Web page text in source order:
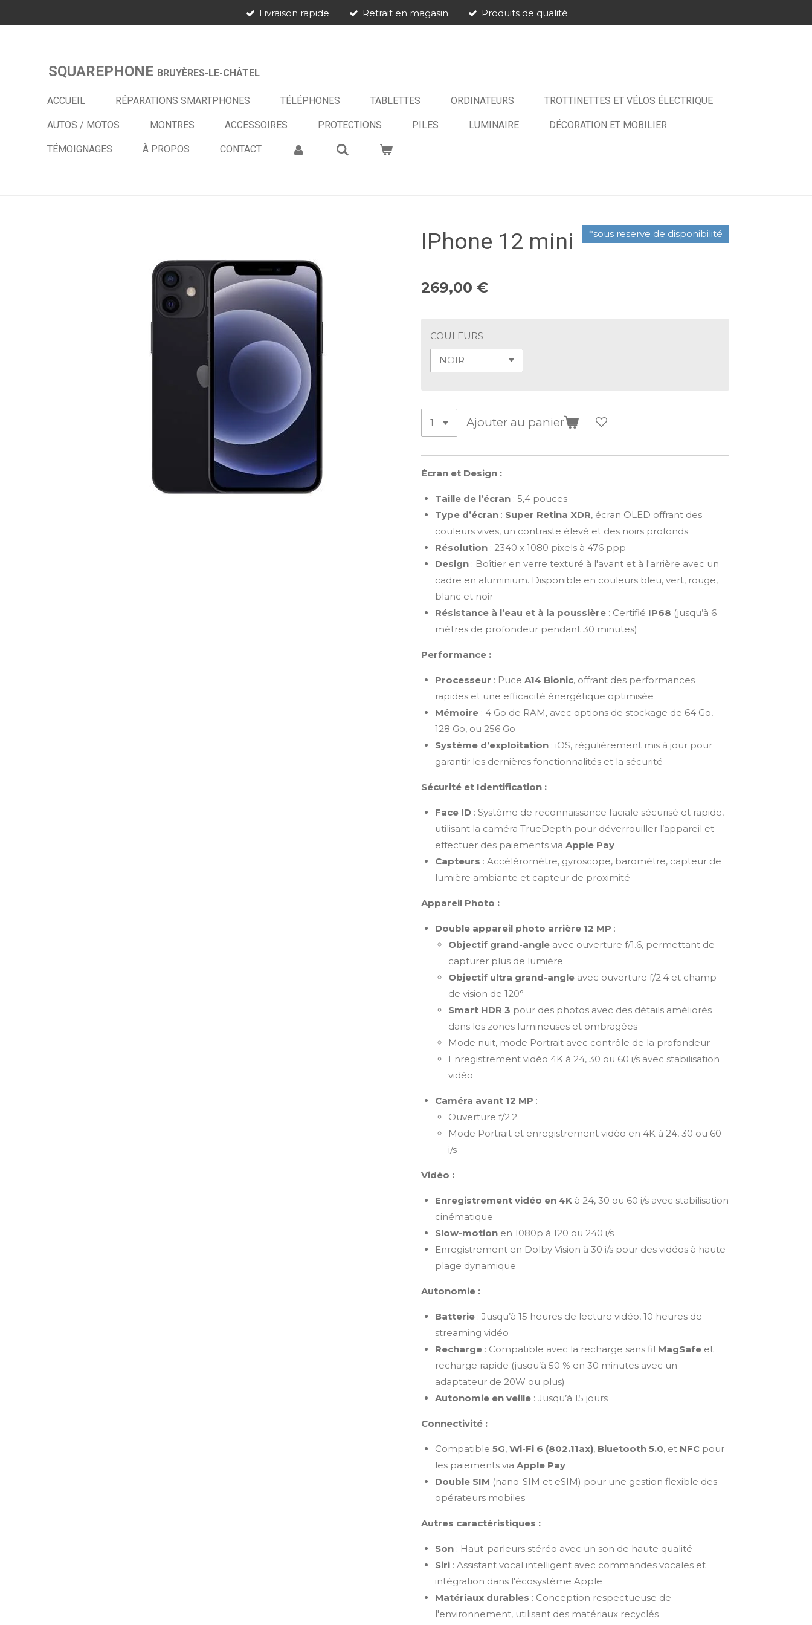
Livraison rapide Retrait en magasin Produits de qualité
SQUAREPHONE BRUYÈRES-LE-CHÂTEL
ACCUEIL RÉPARATIONS SMARTPHONES TÉLÉPHONES TABLETTES ORDINATEURS TROTTINETTES ET VÉLOS ÉLECTRIQUE
AUTOS / MOTOS MONTRES ACCESSOIRES PROTECTIONS PILES LUMINAIRE DÉCORATION ET MOBILIER
TÉMOIGNAGES À PROPOS CONTACT
IPhone 12 mini *sous reserve de disponibilité
269,00 €
COULEURS
Ajouter au panier
Écran et Design :
Taille de l’écran: 5,4 pouces
Type d’écran: Super Retina XDR, écran OLED offrant des
couleurs vives, un contraste élevé et des noirs profonds
Résolution: 2340 x 1080 pixels à 476 ppp
Design: Boîtier en verre texturé à l'avant et à l'arrière avec un
cadre en aluminium. Disponible en couleurs bleu, vert, rouge,
blanc et noir
Résistance à l’eau et à la poussière: Certifié IP68 (jusqu’à 6
mètres de profondeur pendant 30 minutes)
Performance :
Processeur : Puce A14 Bionic, offrant des performances
rapides et une efficacité énergétique optimisée
Mémoire: 4 Go de RAM, avec options de stockage de 64 Go,
128 Go, ou 256 Go
Système d’exploitation: iOS, régulièrement mis à jour pour
garantir les dernières fonctionnalités et la sécurité
Sécurité et Identification :
Face ID: Système de reconnaissance faciale sécurisé et rapide,
utilisant la caméra TrueDepth pour déverrouiller l’appareil et
effectuer des paiements via Apple Pay
Capteurs : Accéléromètre, gyroscope, baromètre, capteur de
lumière ambiante et capteur de proximité
Appareil Photo :
Double appareil photo arrière 12 MP :
Objectif grand-angle avec ouverture f/1.6, permettant de
capturer plus de lumière
Objectif ultra grand-angle avec ouverture f/2.4 et champ
de vision de 120°
Smart HDR 3 pour des photos avec des détails améliorés
dans les zones lumineuses et ombragées
Mode nuit, mode Portrait avec contrôle de la profondeur
Enregistrement vidéo 4K à 24, 30 ou 60 i/s avec stabilisation
vidéo
Caméra avant 12 MP :
Ouverture f/2.2
Mode Portrait et enregistrement vidéo en 4K à 24, 30 ou 60
i/s
Vidéo :
Enregistrement vidéo en 4Kà 24, 30 ou 60 i/s avec stabilisation
cinématique
Slow-motionen 1080p à 120 ou 240 i/s
Enregistrement en Dolby Vision à 30 i/s pour des vidéos à haute
plage dynamique
Autonomie :
Batterie: Jusqu’à 15 heures de lecture vidéo, 10 heures de
streaming vidéo
Recharge: Compatible avec la recharge sans fil MagSafeet
recharge rapide (jusqu’à 50 % en 30 minutes avec un
adaptateur de 20W ou plus)
Autonomie en veille: Jusqu’à 15 jours
Connectivité :
Compatible 5G, Wi-Fi 6 (802.11ax), Bluetooth 5.0, et NFCpour
les paiements via Apple Pay
Double SIM (nano-SIM et eSIM) pour une gestion flexible des
opérateurs mobiles
Autres caractéristiques :
Son: Haut-parleurs stéréo avec un son de haute qualité
Siri: Assistant vocal intelligent avec commandes vocales et
intégration dans l'écosystème Apple
Matériaux durables : Conception respectueuse de
l'environnement, utilisant des matériaux recyclés